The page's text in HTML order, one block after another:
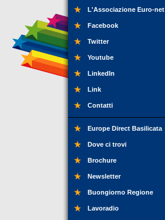
L'Associazione Euro-net
Facebook
Twitter
Youtube
LinkedIn
Link
Contatti
Europe Direct Basilicata
Dove ci trovi
Brochure
Newsletter
Buongiorno Regione
Lavoradio